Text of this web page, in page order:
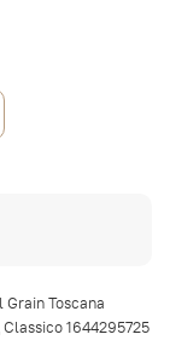
Toscana
1644295725